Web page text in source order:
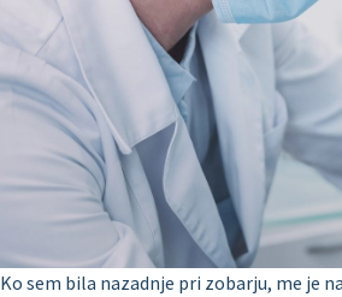
Ko sem bila nazadnje pri zobarju, me je